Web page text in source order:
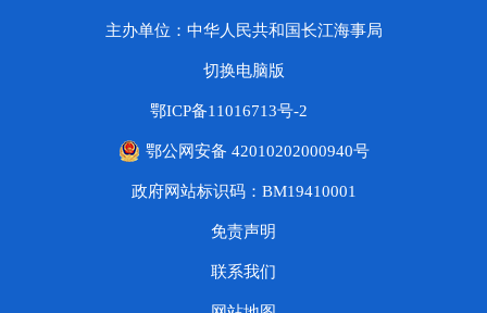
主办单位：中华人民共和国长江海事局
切换电脑版
鄂ICP备11016713号-2
鄂公网安备 42010202000940号
政府网站标识码：BM19410001
免责声明
联系我们